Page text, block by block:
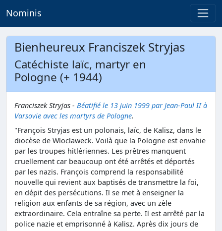
Nominis
Bienheureux Franciszek Stryjas
Catéchiste laïc, martyr en
Pologne (+ 1944)
Franciszek Stryjas - Béatifié le 13 juin 1999 par Jean-Paul II à
Varsovie avec les martyrs de Pologne.
"François Stryjas est un polonais, laïc, de Kalisz, dans le
diocèse de Wloclaweck. Voilà que la Pologne est envahie
par les troupes hitlériennes. Les prêtres manquent
cruellement car beaucoup ont été arrêtés et déportés
par les nazis. François comprend la responsabilité
nouvelle qui revient aux baptisés de transmettre la foi,
en dépit des persécutions. Il se met à enseigner la
religion aux enfants de sa région, avec un zèle
extraordinaire. Cela entraîne sa perte. Il est arrêté par la
police nazie et emprisonné à Kalisz. Après dix jours de